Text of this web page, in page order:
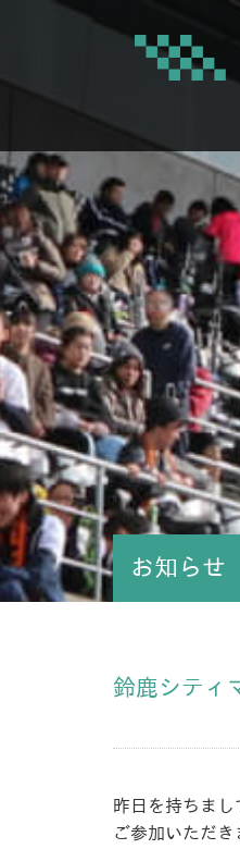
お知らせ
鈴鹿シティ
昨日を持ちまし
ご参加いただき